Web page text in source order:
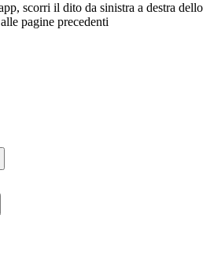
scorri il dito da sinistra a destra dello
pagine precedenti